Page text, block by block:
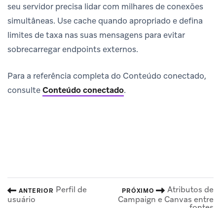
seu servidor precisa lidar com milhares de conexões
simultâneas. Use cache quando apropriado e defina
limites de taxa nas suas mensagens para evitar
sobrecarregar endpoints externos.
Para a referência completa do Conteúdo conectado,
consulteConteúdo conectado.
ANTERIOR Perfil de
usuário
PRÓXIMO
Atributos de
Campaign e Canvas entre